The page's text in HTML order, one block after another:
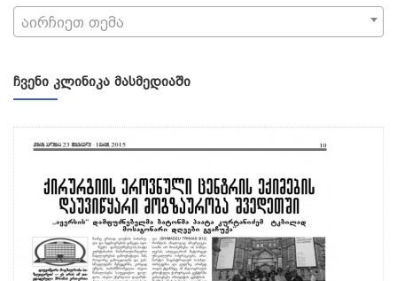
აირჩიეთ თემა
ᲩᲕᲔᲜᲘ ᲙᲚᲘᲜᲘᲙᲐ ᲛᲐᲡᲛᲔᲓᲘᲐᲨᲘ